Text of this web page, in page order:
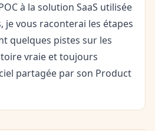
à la solution SaaS utilisée
je vous raconterai les étapes
quelques pistes sur les
vraie et toujours
partagée par son Product